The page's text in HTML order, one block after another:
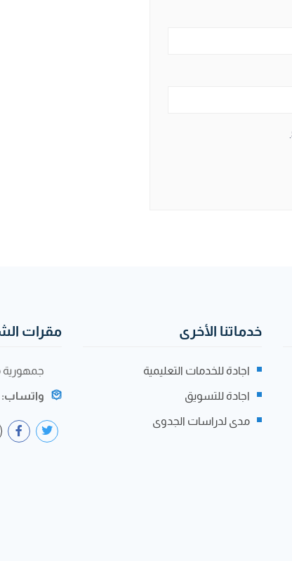
خدماتنا الأخرى
اجادة للخدمات التعليمية
اجادة للتسويق
مدى لدراسات الجدوى
مقرات
جمهورية
واتساب: